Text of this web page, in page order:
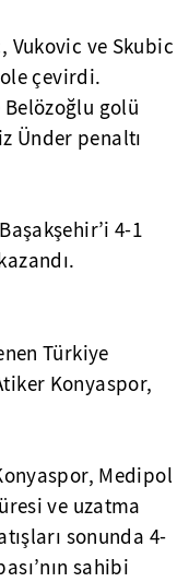
Vukovic ve Skubic
çevirdi.
Belözoğlu golü
Ünder penaltı
4-1
Türkiye
Konyaspor,
Medipol
ve uzatma
sonunda 4-
sahibi